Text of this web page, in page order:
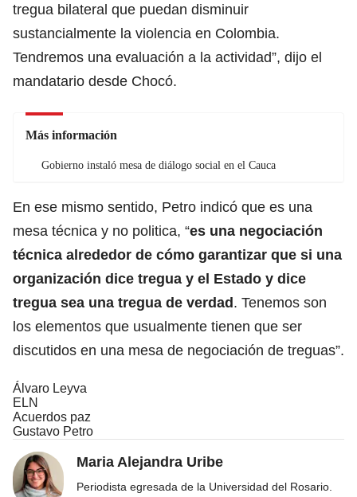
tregua bilateral que puedan disminuir
sustancialmente la violencia en Colombia.
Tendremos una evaluación a la actividad”, dijo el
mandatario desde Chocó.
Más información
Gobierno instaló mesa de diálogo social en el Cauca
En ese mismo sentido, Petro indicó que es una
mesa técnica y no politica, “es una negociación
técnica alrededor de cómo garantizar que si una
organización dice tregua y el Estado y dice
tregua sea una tregua de verdad. Tenemos son
los elementos que usualmente tienen que ser
discutidos en una mesa de negociación de treguas”.
Álvaro Leyva
ELN
Acuerdos paz
Gustavo Petro
Maria Alejandra Uribe
Periodista egresada de la Universidad del Rosario.